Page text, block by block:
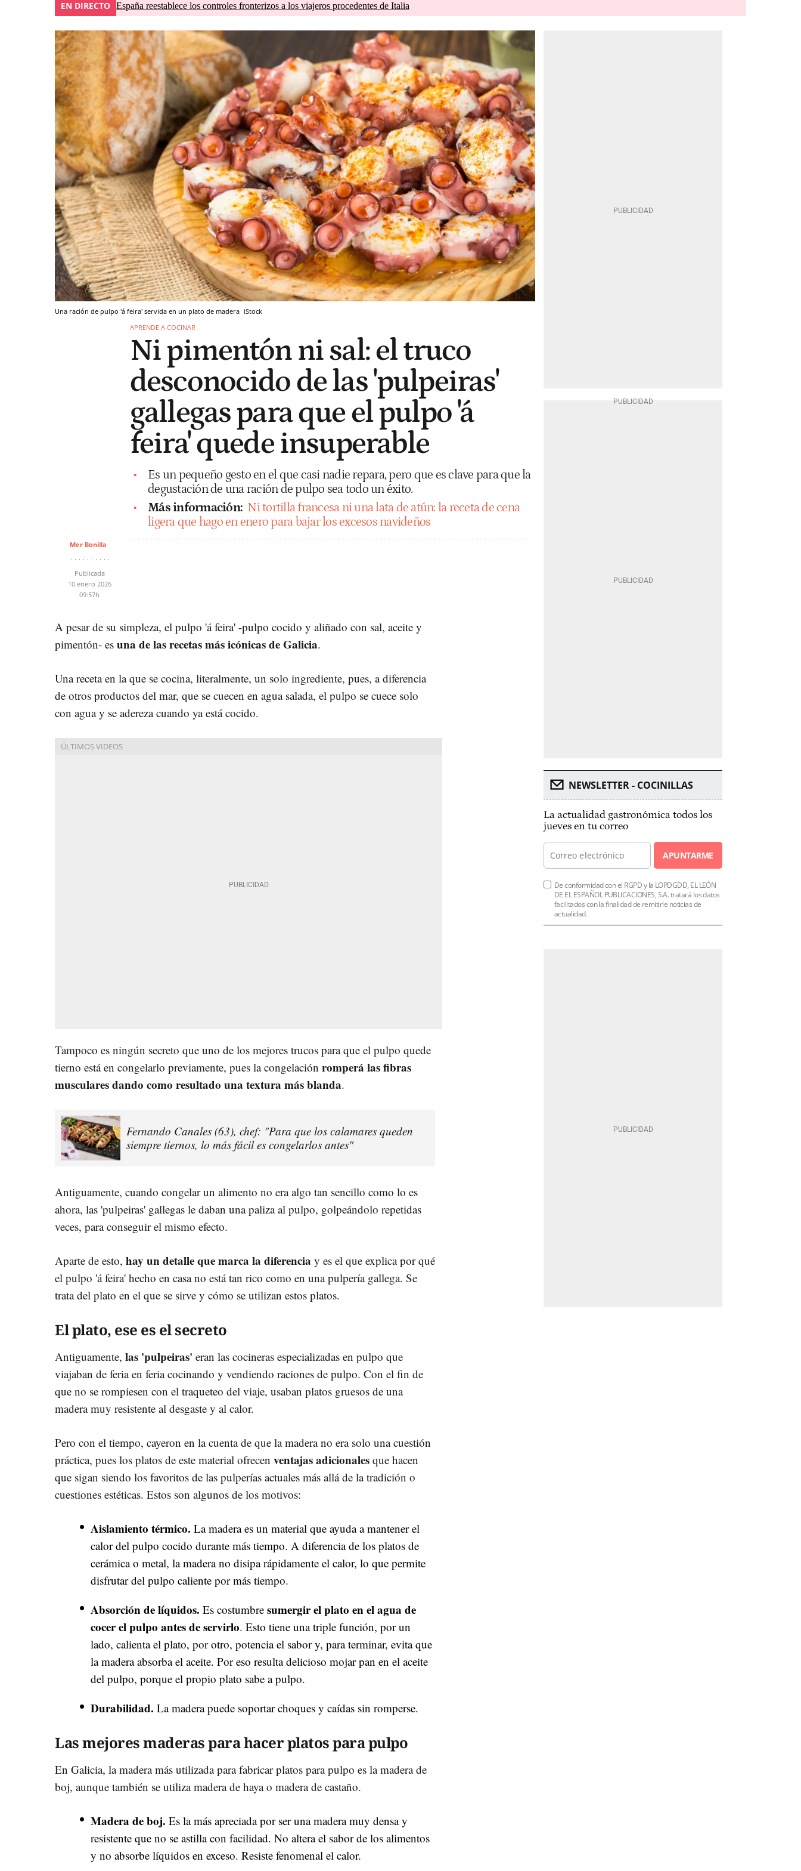
EN DIRECTO España reestablece los controles fronterizos a los viajeros procedentes de Italia
Una ración de pulpo 'á feira' servida en un plato de madera iStock
APRENDE A COCINAR
Ni pimentón ni sal: el truco
desconocido de las 'pulpeiras'
gallegas para que el pulpo 'á
feira' quede insuperable
Es un pequeño gesto en el que casi nadie repara, pero que es clave para que la
degustación de una ración de pulpo sea todo un éxito.
Más información: Ni tortilla francesa ni una lata de atún: la receta de cena
ligera que hago en enero para bajar los excesos navideños
Mer Bonilla
Publicada
10 enero 2026
09:57h
A pesar de su simpleza, el pulpo 'á feira' -pulpo cocido y aliñado con sal, aceite y
pimentón- es una de las recetas más icónicas de Galicia.
Una receta en la que se cocina, literalmente, un solo ingrediente, pues, a diferencia
de otros productos del mar, que se cuecen en agua salada, el pulpo se cuece solo
con agua y se adereza cuando ya está cocido.
Tampoco es ningún secreto que uno de los mejores trucos para que el pulpo quede
tierno está en congelarlo previamente, pues la congelación romperá las fibras
musculares dando como resultado una textura más blanda.
Fernando Canales (63), chef: "Para que los calamares queden
siempre tiernos, lo más fácil es congelarlos antes"
Antiguamente, cuando congelar un alimento no era algo tan sencillo como lo es
ahora, las 'pulpeiras' gallegas le daban una paliza al pulpo, golpeándolo repetidas
veces, para conseguir el mismo efecto.
Aparte de esto, hay un detalle que marca la diferencia y es el que explica por qué
el pulpo 'á feira' hecho en casa no está tan rico como en una pulpería gallega. Se
trata del plato en el que se sirve y cómo se utilizan estos platos.
El plato, ese es el secreto
Antiguamente, las 'pulpeiras' eran las cocineras especializadas en pulpo que
viajaban de feria en feria cocinando y vendiendo raciones de pulpo. Con el fin de
que no se rompiesen con el traqueteo del viaje, usaban platos gruesos de una
madera muy resistente al desgaste y al calor.
Pero con el tiempo, cayeron en la cuenta de que la madera no era solo una cuestión
práctica, pues los platos de este material ofrecen ventajas adicionales que hacen
que sigan siendo los favoritos de las pulperías actuales más allá de la tradición o
cuestiones estéticas. Estos son algunos de los motivos:
Aislamiento térmico. La madera es un material que ayuda a mantener el
calor del pulpo cocido durante más tiempo. A diferencia de los platos de
cerámica o metal, la madera no disipa rápidamente el calor, lo que permite
disfrutar del pulpo caliente por más tiempo.
Absorción de líquidos. Es costumbre sumergir el plato en el agua de
cocer el pulpo antes de servirlo. Esto tiene una triple función, por un
lado, calienta el plato, por otro, potencia el sabor y, para terminar, evita que
la madera absorba el aceite. Por eso resulta delicioso mojar pan en el aceite
del pulpo, porque el propio plato sabe a pulpo.
Durabilidad. La madera puede soportar choques y caídas sin romperse.
Las mejores maderas para hacer platos para pulpo
En Galicia, la madera más utilizada para fabricar platos para pulpo es la madera de
boj, aunque también se utiliza madera de haya o madera de castaño.
Madera de boj. Es la más apreciada por ser una madera muy densa y
resistente que no se astilla con facilidad. No altera el sabor de los alimentos
y no absorbe líquidos en exceso. Resiste fenomenal el calor.
NEWSLETTER - COCINILLAS
La actualidad gastronómica todos los
jueves en tu correo
APUNTARME
De conformidad con el RGPD y la LOPDGDD, EL LEÓN
DE EL ESPAÑOL PUBLICACIONES, S.A. tratará los datos
facilitados con la finalidad de remitirle noticias de
actualidad.